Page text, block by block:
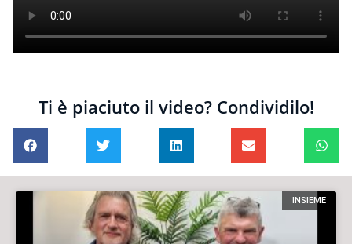
Ti è piaciuto il video? Condividilo!
INSIEME